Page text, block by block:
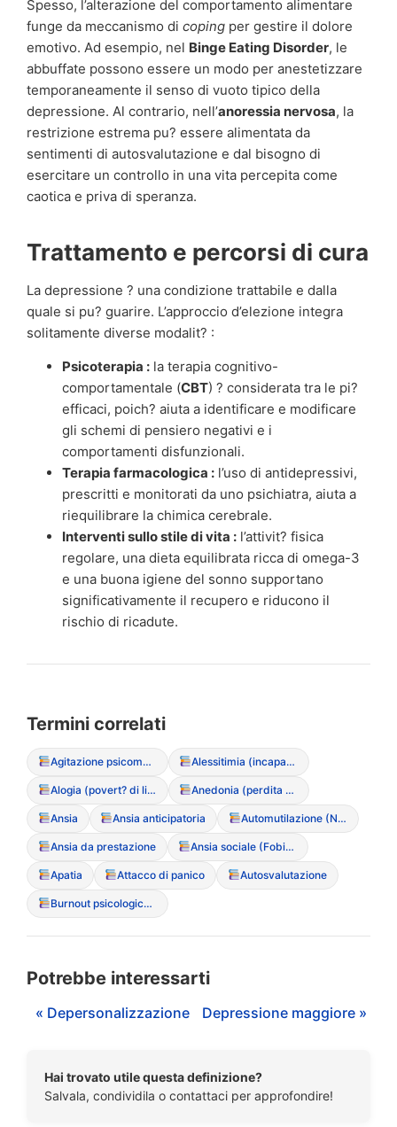
Spesso, l’alterazione del comportamento alimentare
funge da meccanismo di coping per gestire il dolore
emotivo. Ad esempio, nel Binge Eating Disorder, le
abbuffate possono essere un modo per anestetizzare
temporaneamente il senso di vuoto tipico della
depressione. Al contrario, nell’anoressia nervosa, la
restrizione estrema pu? essere alimentata da
sentimenti di autosvalutazione e dal bisogno di
esercitare un controllo in una vita percepita come
caotica e priva di speranza.
Trattamento e percorsi di cura
La depressione ? una condizione trattabile e dalla
quale si pu? guarire. L’approccio d’elezione integra
solitamente diverse modalit? :
Psicoterapia : la terapia cognitivo-
comportamentale (CBT) ? considerata tra le pi?
efficaci, poich? aiuta a identificare e modificare
gli schemi di pensiero negativi e i
comportamenti disfunzionali.
Terapia farmacologica : l’uso di antidepressivi,
prescritti e monitorati da uno psichiatra, aiuta a
riequilibrare la chimica cerebrale.
Interventi sullo stile di vita : l’attivit? fisica
regolare, una dieta equilibrata ricca di omega-3
e una buona igiene del sonno supportano
significativamente il recupero e riducono il
rischio di ricadute.
Termini correlati
Agitazione psicomotoria Alessitimia (incapacit? di verbalizzare le emozioni)
Alogia (povert? di linguaggio) Anedonia (perdita di interesse/piacere)
Ansia Ansia anticipatoria Automutilazione (NSSI – Non-Suicidal Self-Injury)
Ansia da prestazione Ansia sociale (Fobia sociale)
Apatia Attacco di panico Autosvalutazione
Burnout psicologico (Esaurimento emotivo)
Potrebbe interessarti
« Depersonalizzazione Depressione maggiore »
Hai trovato utile questa definizione?
Salvala, condividila o contattaci per approfondire!